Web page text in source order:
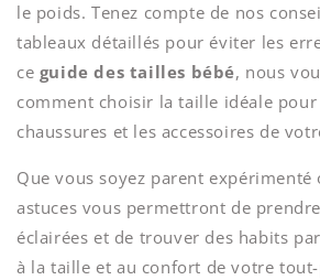
le poids. Tenez compte de nos
tableaux détaillés pour éviter les
ce guide des tailles bébé, nous
comment choisir la taille idéale
chaussures et les accessoires de
Que vous soyez parent expérimenté
astuces vous permettront de
éclairées et de trouver des habits
à la taille et au confort de votre